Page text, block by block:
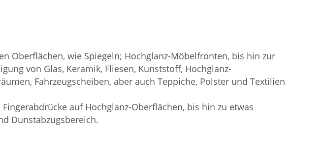
Oberflächen, wie Spiegeln; Hochglanz-Möbelfronten, bis hin zur
von Glas, Keramik, Fliesen, Kunststoff, Hochglanz-
Fahrzeugscheiben, aber auch Teppiche, Polster und Textilien
auf Hochglanz-Oberflächen, bis hin zu etwas
Dunstabzugsbereich.